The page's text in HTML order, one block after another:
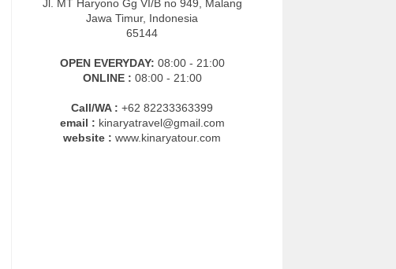
Jl. MT Haryono Gg VI/B no 949, Malang
Jawa Timur, Indonesia
65144
OPEN EVERYDAY: 08:00 - 21:00
ONLINE : 08:00 - 21:00
Call/WA : +62 82233363399
email : kinaryatravel@gmail.com
website : www.kinaryatour.com